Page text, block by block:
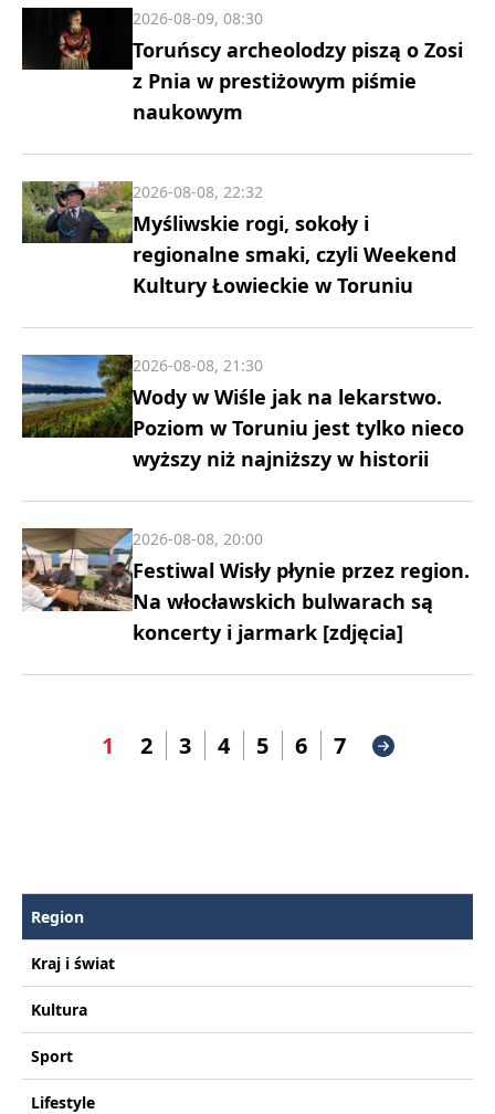
Toruńscy archeolodzy piszą o Zosi
z Pnia w prestiżowym piśmie
naukowym
2026-08-09, 08:30
Myśliwskie rogi, sokoły i
regionalne smaki, czyli Weekend
Kultury Łowieckie w Toruniu
2026-08-08, 22:32
Wody w Wiśle jak na lekarstwo.
Poziom w Toruniu jest tylko nieco
wyższy niż najniższy w historii
2026-08-08, 21:30
Festiwal Wisły płynie przez region.
Na włocławskich bulwarach są
koncerty i jarmark [zdjęcia]
2026-08-08, 20:00
1 2 3 4 5 6 7
Region
Kraj i świat
Kultura
Sport
Lifestyle